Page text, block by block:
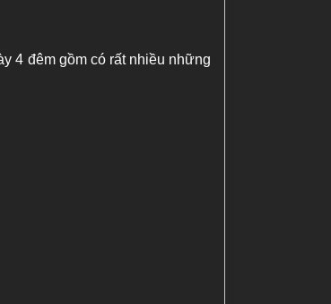
4 đêm gồm có rất nhiều những